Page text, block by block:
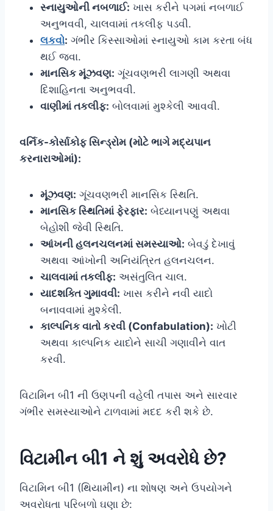
સ્નાયુઓની નબળાઈ: ખાસ કરીને પગમાં નબળાઈ
અનુભવવી, ચાલવામાં તકલીફ પડવી.
લકવો: ગંભીર કિસ્સાઓમાં સ્નાયુઓ કામ કરતા બંધ
થઈ જવા.
માનસિક મૂંઝવણ: ગૂંચવણભરી લાગણી અથવા
દિશાહિનતા અનુભવવી.
વાણીમાં તકલીફ: બોલવામાં મુશ્કેલી આવવી.
વર્નિક-કોર્સાકોફ સિન્ડ્રોમ (મોટે ભાગે મદ્યપાન
કરનારાઓમાં):
મૂંઝવણ: ગૂંચવણભરી માનસિક સ્થિતિ.
માનસિક સ્થિતિમાં ફેરફાર: બેધ્યાનપણું અથવા
બેહોશી જેવી સ્થિતિ.
આંખની હલનચલનમાં સમસ્યાઓ: બેવડું દેખાવું
અથવા આંખોની અનિયંત્રિત હલનચલન.
ચાલવામાં તકલીફ: અસંતુલિત ચાલ.
યાદશક્તિ ગુમાવવી: ખાસ કરીને નવી યાદો
બનાવવામાં મુશ્કેલી.
કાલ્પનિક વાતો કરવી (Confabulation): ખોટી
અથવા કાલ્પનિક યાદોને સાચી ગણાવીને વાત
કરવી.
વિટામિન બી1 ની ઉણપની વહેલી તપાસ અને સારવાર
ગંભીર સમસ્યાઓને ટાળવામાં મદદ કરી શકે છે.
વિટામીન બી1 ને શું અવરોધે છે?
વિટામિન બી1 (થિયામીન) ના શોષણ અને ઉપયોગને
અવરોધતા પરિબળો ઘણા છે: